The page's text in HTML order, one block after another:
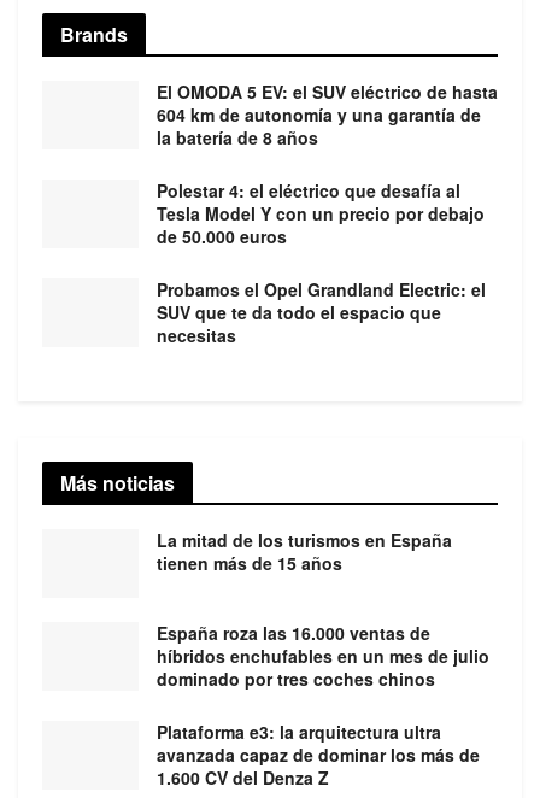
Brands
El OMODA 5 EV: el SUV eléctrico de hasta
604 km de autonomía y una garantía de
la batería de 8 años
Polestar 4: el eléctrico que desafía al
Tesla Model Y con un precio por debajo
de 50.000 euros
Probamos el Opel Grandland Electric: el
SUV que te da todo el espacio que
necesitas
Más noticias
La mitad de los turismos en España
tienen más de 15 años
España roza las 16.000 ventas de
híbridos enchufables en un mes de julio
dominado por tres coches chinos
Plataforma e3: la arquitectura ultra
avanzada capaz de dominar los más de
1.600 CV del Denza Z